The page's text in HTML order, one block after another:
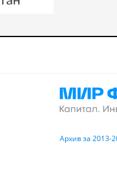
Архив за 2013-